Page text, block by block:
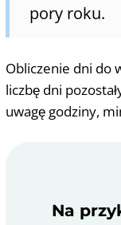
pory roku.
Obliczenie dni do
liczbę dni
uwagę godziny,
Na